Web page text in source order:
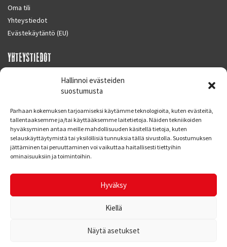
Hallinnoi evästeiden
suostumusta
Parhaan kokemuksen tarjoamiseksi käytämme teknologioita, kuten evästeitä,
tallentaaksemme ja/tai käyttääksemme laitetietoja. Näiden tekniikoiden
hyväksyminen antaa meille mahdollisuuden käsitellä tietoja, kuten
selauskäyttäytymistä tai yksilöllisiä tunnuksia tällä sivustolla. Suostumuksen
jättäminen tai peruuttaminen voi vaikuttaa haitallisesti tiettyihin
ominaisuuksiin ja toimintoihin.
Hyväksy
Kiellä
Näytä asetukset
Oma tili
Yhteystiedot
Evästekäytäntö (EU)
YHTEYSTIEDOT
SUPERMOTO CENTER
Finland
Puh. 09 221 7088
info at supermotocenter.fi
Maanantai - Tiistai 09.00 - 17.00
© Supermoto Center